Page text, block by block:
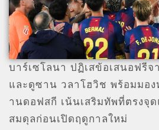
บาร์เซโลนา ปฏิเสข้อเสนอฟรีจ
และดูซาน วลาโฮวิช พร้อมมอ
านดอฟสกี เน้นเสริมทัพที่ตรงจุด
สมดุลก่อนเปิดฤดูกาลใหม่